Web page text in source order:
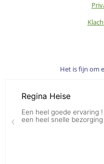
Het is fijn om